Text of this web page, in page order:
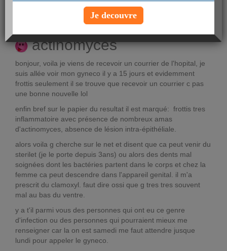
actinomyces
bonjour, voila je viens de recevoir un courrier de l'hopital, je
suis allée voir mon gyneco il y a 15 jours et evidemment
frottis seulement il se trouve que recevoir un courrier c pas
une bonne nouvelle lol
enfin bref sur le papier du resultat il est marqué: frottis tres
inflammatoire avec présence de nombreux amas
d'actinomyces, absence de lésion intra-épithéliale.
alors voila g cherche sur le net et disent que ca peut venir du
sterilet (je le porte depuis 3ans) ou alors des dents mal
soignées dont les bactéries partent dans le corps et chez la
femme ca peut descendre dans l'appareil genital. il m'a
prescrit du clamoxyl. faut dire ossi que g tres tres souvent
mal au bas du ventre.
y a t'il parmi vous des personnes qui ont eu ce genre
d'infection ou des personnes qui pourraient mieux me
renseigner car la on est samedi me faut attendre jusque
lundi pour appeler le gyneco.
Je decouvre